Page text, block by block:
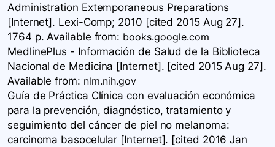
Administration Extemporaneous Preparations
[Internet]. Lexi-Comp; 2010 [cited 2015 Aug 27].
1764 p. Available from: books.google.com
MedlinePlus - Información de Salud de la Biblioteca
Nacional de Medicina [Internet]. [cited 2015 Aug 27].
Available from: nlm.nih.gov
Guía de Práctica Clínica con evaluación económica
para la prevención, diagnóstico, tratamiento y
seguimiento del cáncer de piel no melanoma:
carcinoma basocelular [Internet]. [cited 2016 Jan